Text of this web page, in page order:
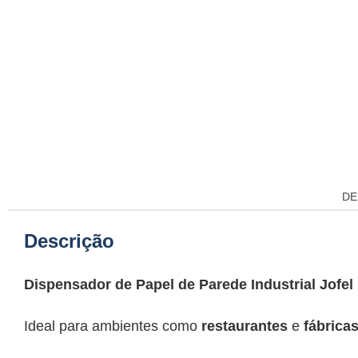
Descrição
Dispensador de Papel de Parede Industrial Jofel
Ideal para ambientes como restaurantes e fábricas